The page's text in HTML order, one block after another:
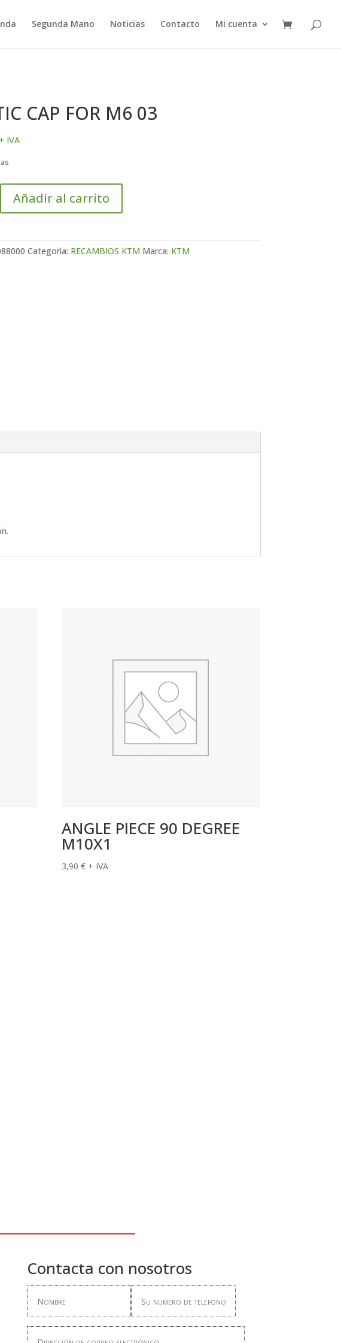
Segunda Mano Noticias Contacto Mi cuenta
CAP FOR M6 03
+ IVA
Añadir al carrito
Categoría: RECAMBIOS KTM Marca: KTM
ANGLE PIECE 90 DEGREE
M10X1
3,90€ + IVA
Contacta con nosotros